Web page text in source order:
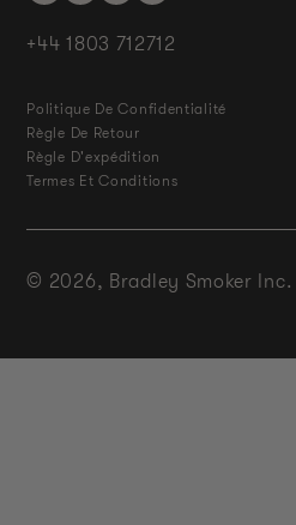
+44 1803 712712
Politique De Confidentialité
Règle De Retour
Règle D'expédition
Termes Et Conditions
© 2026, Bradley Smoker Inc.